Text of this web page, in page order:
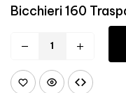
Bicchieri 160